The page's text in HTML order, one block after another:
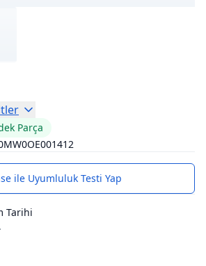
Parça
ile Uyumluluk Testi Yap
Tarihi